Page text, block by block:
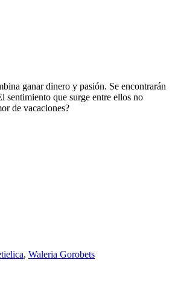
ganar dinero y pasión. Se encontrarán
sentimiento que surge entre ellos no
de vacaciones?
, Waleria Gorobets